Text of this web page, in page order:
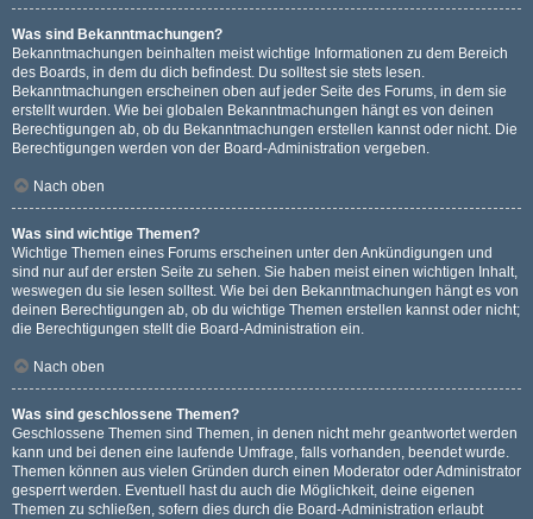
Was sind Bekanntmachungen?
Bekanntmachungen beinhalten meist wichtige Informationen zu dem Bereich
des Boards, in dem du dich befindest. Du solltest sie stets lesen.
Bekanntmachungen erscheinen oben auf jeder Seite des Forums, in dem sie
erstellt wurden. Wie bei globalen Bekanntmachungen hängt es von deinen
Berechtigungen ab, ob du Bekanntmachungen erstellen kannst oder nicht. Die
Berechtigungen werden von der Board-Administration vergeben.
Nach oben
Was sind wichtige Themen?
Wichtige Themen eines Forums erscheinen unter den Ankündigungen und
sind nur auf der ersten Seite zu sehen. Sie haben meist einen wichtigen Inhalt,
weswegen du sie lesen solltest. Wie bei den Bekanntmachungen hängt es von
deinen Berechtigungen ab, ob du wichtige Themen erstellen kannst oder nicht;
die Berechtigungen stellt die Board-Administration ein.
Nach oben
Was sind geschlossene Themen?
Geschlossene Themen sind Themen, in denen nicht mehr geantwortet werden
kann und bei denen eine laufende Umfrage, falls vorhanden, beendet wurde.
Themen können aus vielen Gründen durch einen Moderator oder Administrator
gesperrt werden. Eventuell hast du auch die Möglichkeit, deine eigenen
Themen zu schließen, sofern dies durch die Board-Administration erlaubt